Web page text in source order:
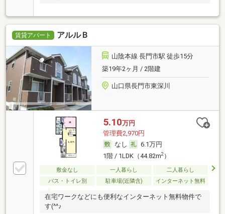
賃貸アパート アルルＢ
山陰本線 長門市駅 徒歩15分
築19年2ヶ月 / 2階建
山口県長門市東深川
5.10万円
管理費2,970円
なし
6.1万円
1階 / 1LDK（44.82m2）
敷金なし 一人暮らし
二人暮らし
バス・トイレ別
駐車場(近隣含) インターネット無料
在宅ワークなどにも便利なインターネット無料物件で
す(^^♪